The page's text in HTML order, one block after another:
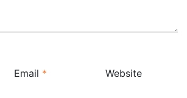
Email * Website